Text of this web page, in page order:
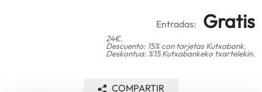
Entradas: Gratis
24€.
Descuento: 15% con tarjetas Kutxabank.
Deskontua: %15 Kutxabankeko txartelekin.
COMPARTIR